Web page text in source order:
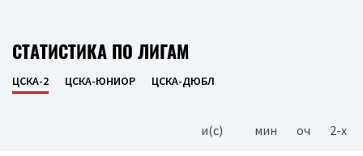
СТАТИСТИКА ПО ЛИГАМ
ЦСКА-2 ЦСКА-ЮНИОР ЦСКА-ДЮБЛ
и(c) мин оч 2-x